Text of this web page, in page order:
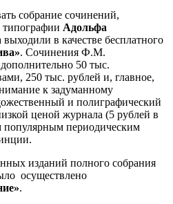
собрание сочинений,
Адольфа
выходили в качестве бесплатного
. Сочинения Ф.М.
дополнительно 50 тыс.
250 тыс. рублей и, главное,
к задуманному
и полиграфический
ценой журнала (5 рублей в
популярным периодическим
изданий полного собрания
осуществлено
.